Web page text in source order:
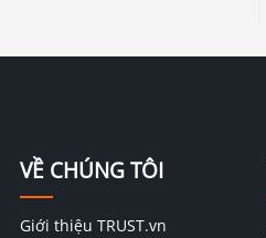
VỀ CHÚNG TÔI
Giới thiệu TRUST.vn